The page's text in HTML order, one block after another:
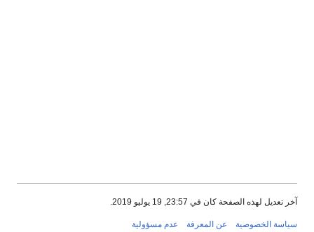
آخر تعديل لهذه الصفحة كان في 23:57, 19 يوليو 2019.
سياسة الخصوصية عن المعرفة عدم مسؤولية